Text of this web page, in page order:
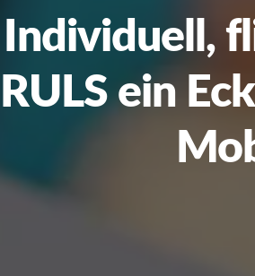
Individuell,
RULS ein